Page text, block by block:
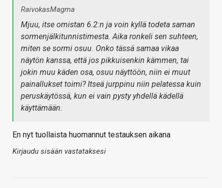
RaivokasMagma
Mjuu, itse omistan 6.2:n ja voin kyllä todeta saman
sormenjälkitunnistimesta. Aika ronkeli sen suhteen,
miten se sormi osuu. Onko tässä samaa vikaa
näytön kanssa, että jos pikkuisenkin kämmen, tai
jokin muu käden osa, osuu näyttöön, niin ei muut
painallukset toimi? Itseä jurppinu niin pelatessa kuin
peruskäytössä, kun ei vain pysty yhdellä kädellä
käyttämään.
En nyt tuollaista huomannut testauksen aikana
Kirjaudu sisään vastataksesi